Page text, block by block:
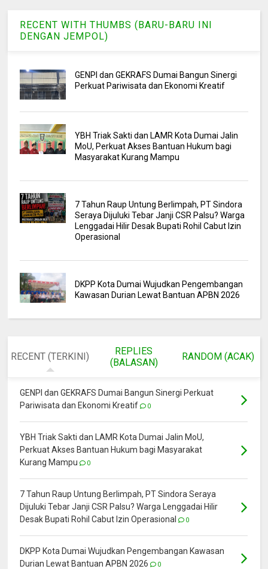
RECENT WITH THUMBS (BARU-BARU INI
DENGAN JEMPOL)
GENPI dan GEKRAFS Dumai Bangun Sinergi
Perkuat Pariwisata dan Ekonomi Kreatif
YBH Triak Sakti dan LAMR Kota Dumai Jalin
MoU, Perkuat Akses Bantuan Hukum bagi
Masyarakat Kurang Mampu
7 Tahun Raup Untung Berlimpah, PT Sindora
Seraya Dijuluki Tebar Janji CSR Palsu? Warga
Lenggadai Hilir Desak Bupati Rohil Cabut Izin
Operasional
DKPP Kota Dumai Wujudkan Pengembangan
Kawasan Durian Lewat Bantuan APBN 2026
RECENT (TERKINI)
REPLIES
(BALASAN)
RANDOM (ACAK)
GENPI dan GEKRAFS Dumai Bangun Sinergi Perkuat
Pariwisata dan Ekonomi Kreatif
0
YBH Triak Sakti dan LAMR Kota Dumai Jalin MoU,
Perkuat Akses Bantuan Hukum bagi Masyarakat
Kurang Mampu
0
7 Tahun Raup Untung Berlimpah, PT Sindora Seraya
Dijuluki Tebar Janji CSR Palsu? Warga Lenggadai Hilir
Desak Bupati Rohil Cabut Izin Operasional
0
DKPP Kota Dumai Wujudkan Pengembangan Kawasan
Durian Lewat Bantuan APBN 2026
0